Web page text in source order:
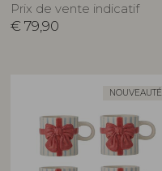
Prix de vente indicatif
€ 79,90
NOUVEAUTÉ